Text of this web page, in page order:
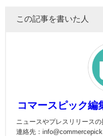
この記事を書いた人
コマースピック
ニュースやプレスリリース
連絡先：